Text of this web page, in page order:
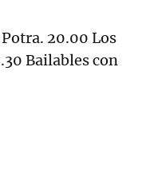
20.00 Los
Bailables con